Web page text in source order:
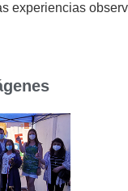
experiencias